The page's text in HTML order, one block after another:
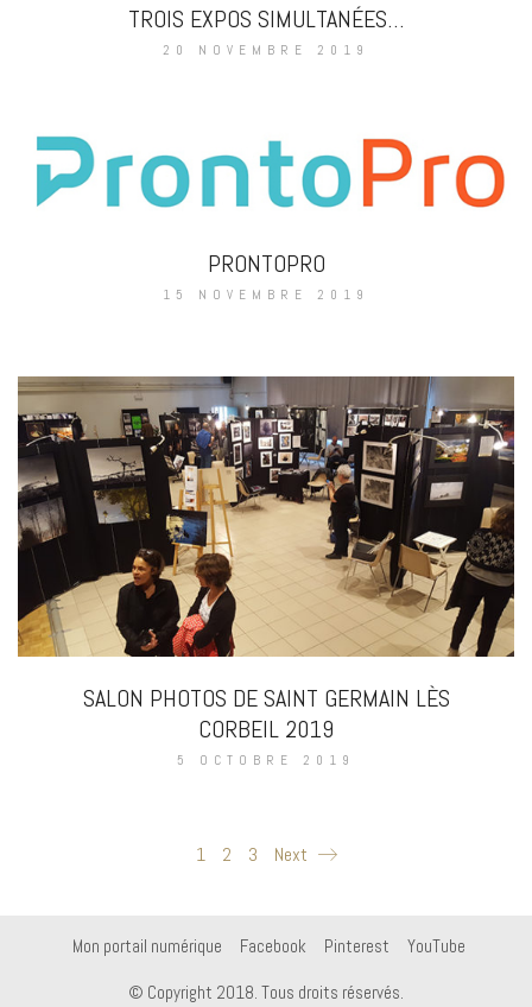
TROIS EXPOS SIMULTANÉES…
20 NOVEMBRE 2019
PRONTOPRO
15 NOVEMBRE 2019
SALON PHOTOS DE SAINT GERMAIN LÈS
CORBEIL 2019
5 OCTOBRE 2019
1 2 3 Next
Mon portail numérique Facebook Pinterest YouTube
© Copyright 2018. Tous droits réservés.